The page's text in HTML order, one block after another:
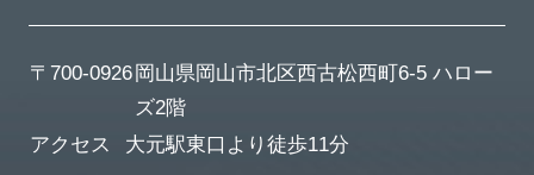
〒700-0926 岡山県岡山市北区西古松西町6-5 ハロー
ズ2階
アクセス
大元駅東口より徒歩11分